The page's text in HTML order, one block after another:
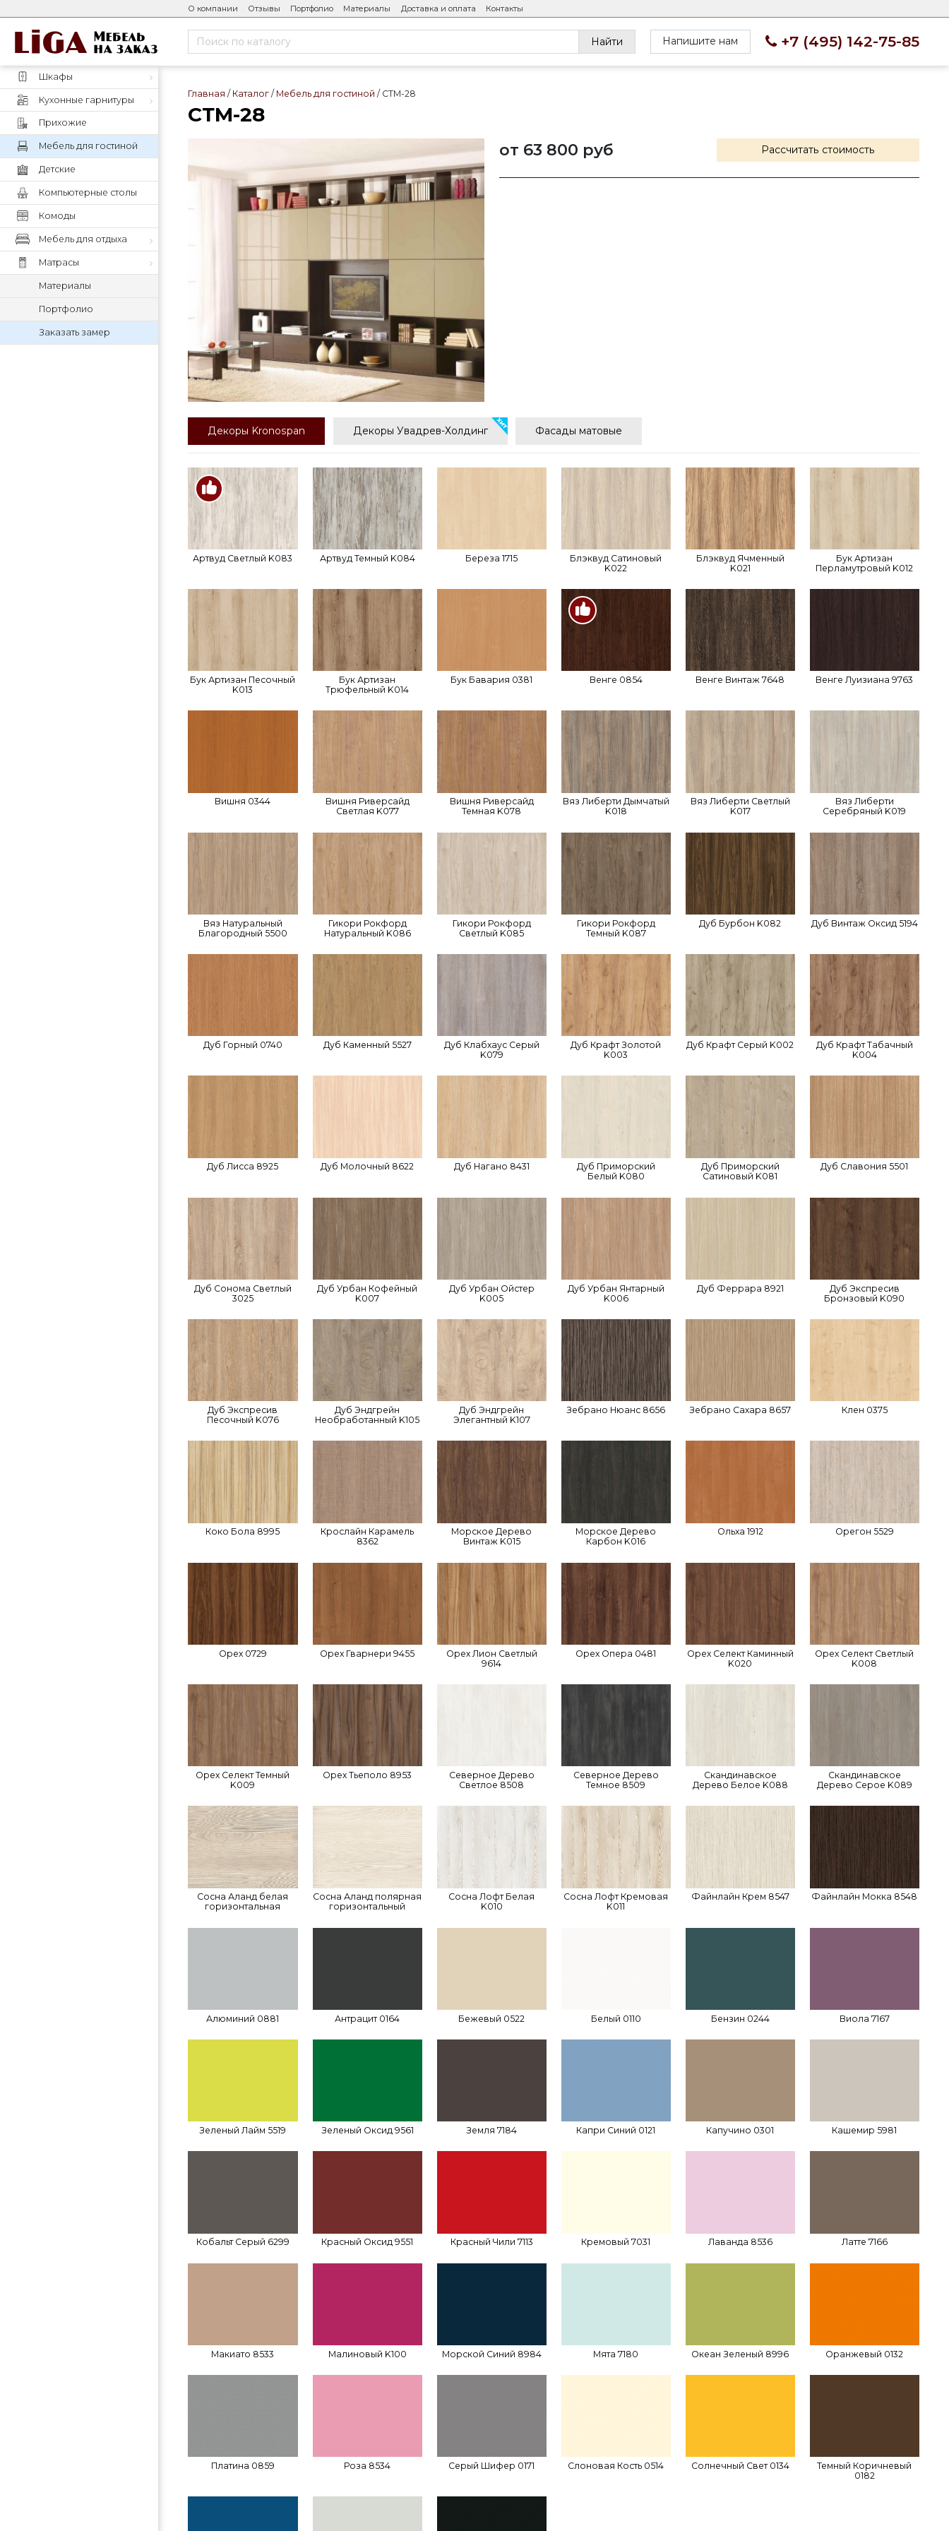
О компании Отзывы Портфолио Материалы Доставка и оплата Контакты
Найти Напишите нам +7 (495) 142-75-85
Шкафы
Кухонные гарнитуры
Прихожие
Мебель для гостиной
Детские
Компьютерные столы
Комоды
Мебель для отдыха
Матрасы
Материалы
Портфолио
Заказать замер
Главная Каталог Мебель для гостиной СТМ-28
СТМ-28
от 63 800 руб Рассчитать стоимость
Декоры Kronospan Декоры Увадрев-Холдинг Фасады матовые
Артвуд Светлый K083 Артвуд Темный K084 Береза 1715
Блэквуд Сатиновый
K022
Блэквуд Ячменный
K021
Бук Артизан
Перламутровый K012
Бук Артизан Песочный
K013
Бук Артизан
Трюфельный K014
Бук Бавария 0381 Венге 0854 Венге Винтаж 7648 Венге Луизиана 9763
Вишня 0344
Вишня Риверсайд
Светлая K077
Вишня Риверсайд
Темная K078
Вяз Либерти Дымчатый
K018
Вяз Либерти Светлый
K017
Вяз Либерти
Серебряный K019
Вяз Натуральный
Благородный 5500
Гикори Рокфорд
Натуральный K086
Гикори Рокфорд
Светлый K085
Гикори Рокфорд
Темный K087
Дуб Бурбон K082 Дуб Винтаж Оксид 5194
Дуб Горный 0740 Дуб Каменный 5527
Дуб Клабхаус Серый
K079
Дуб Крафт Золотой
K003
Дуб Крафт Серый K002
Дуб Крафт Табачный
K004
Дуб Лисса 8925 Дуб Молочный 8622 Дуб Нагано 8431
Дуб Приморский
Белый K080
Дуб Приморский
Сатиновый K081
Дуб Славония 5501
Дуб Сонома Светлый
3025
Дуб Урбан Кофейный
K007
Дуб Урбан Ойстер
K005
Дуб Урбан Янтарный
K006
Дуб Феррара 8921
Дуб Экспресив
Бронзовый K090
Дуб Экспресив
Песочный K076
Дуб Эндгрейн
Необработанный K105
Дуб Эндгрейн
Элегантный K107
Зебрано Нюанс 8656 Зебрано Сахара 8657 Клен 0375
Коко Бола 8995
Крослайн Карамель
8362
Морское Дерево
Винтаж K015
Морское Дерево
Карбон K016
Ольха 1912 Орегон 5529
Орех 0729 Орех Гварнери 9455
Орех Лион Светлый
9614
Орех Опера 0481
Орех Селект Каминный
K020
Орех Селект Светлый
K008
Орех Селект Темный
K009
Орех Тьеполо 8953
Северное Дерево
Светлое 8508
Северное Дерево
Темное 8509
Скандинавское
Дерево Белое K088
Скандинавское
Дерево Серое K089
Сосна Аланд белая
горизонтальная
Сосна Аланд полярная
горизонтальный
Сосна Лофт Белая
K010
Сосна Лофт Кремовая
K011
Файнлайн Крем 8547 Файнлайн Мокка 8548
Алюминий 0881 Антрацит 0164 Бежевый 0522 Белый 0110 Бензин 0244 Виола 7167
Зеленый Лайм 5519 Зеленый Оксид 9561 Земля 7184 Капри Синий 0121 Капучино 0301 Кашемир 5981
Кобальт Серый 6299 Красный Оксид 9551 Красный Чили 7113 Кремовый 7031 Лаванда 8536 Латте 7166
Макиато 8533 Малиновый K100 Морской Синий 8984 Мята 7180 Океан Зеленый 8996 Оранжевый 0132
Платина 0859 Роза 8534 Серый Шифер 0171 Слоновая Кость 0514 Солнечный Свет 0134
Темный Коричневый
0182